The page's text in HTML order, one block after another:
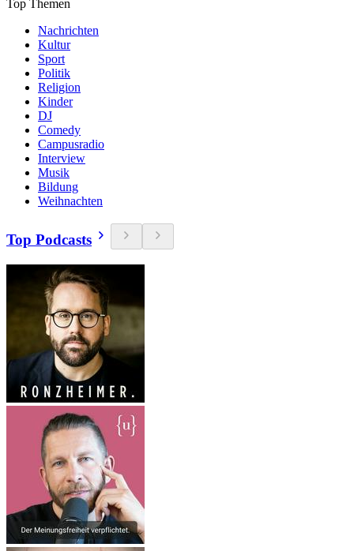
Top Themen
Nachrichten
Kultur
Sport
Politik
Religion
Kinder
DJ
Comedy
Campusradio
Interview
Musik
Bildung
Weihnachten
Top Podcasts